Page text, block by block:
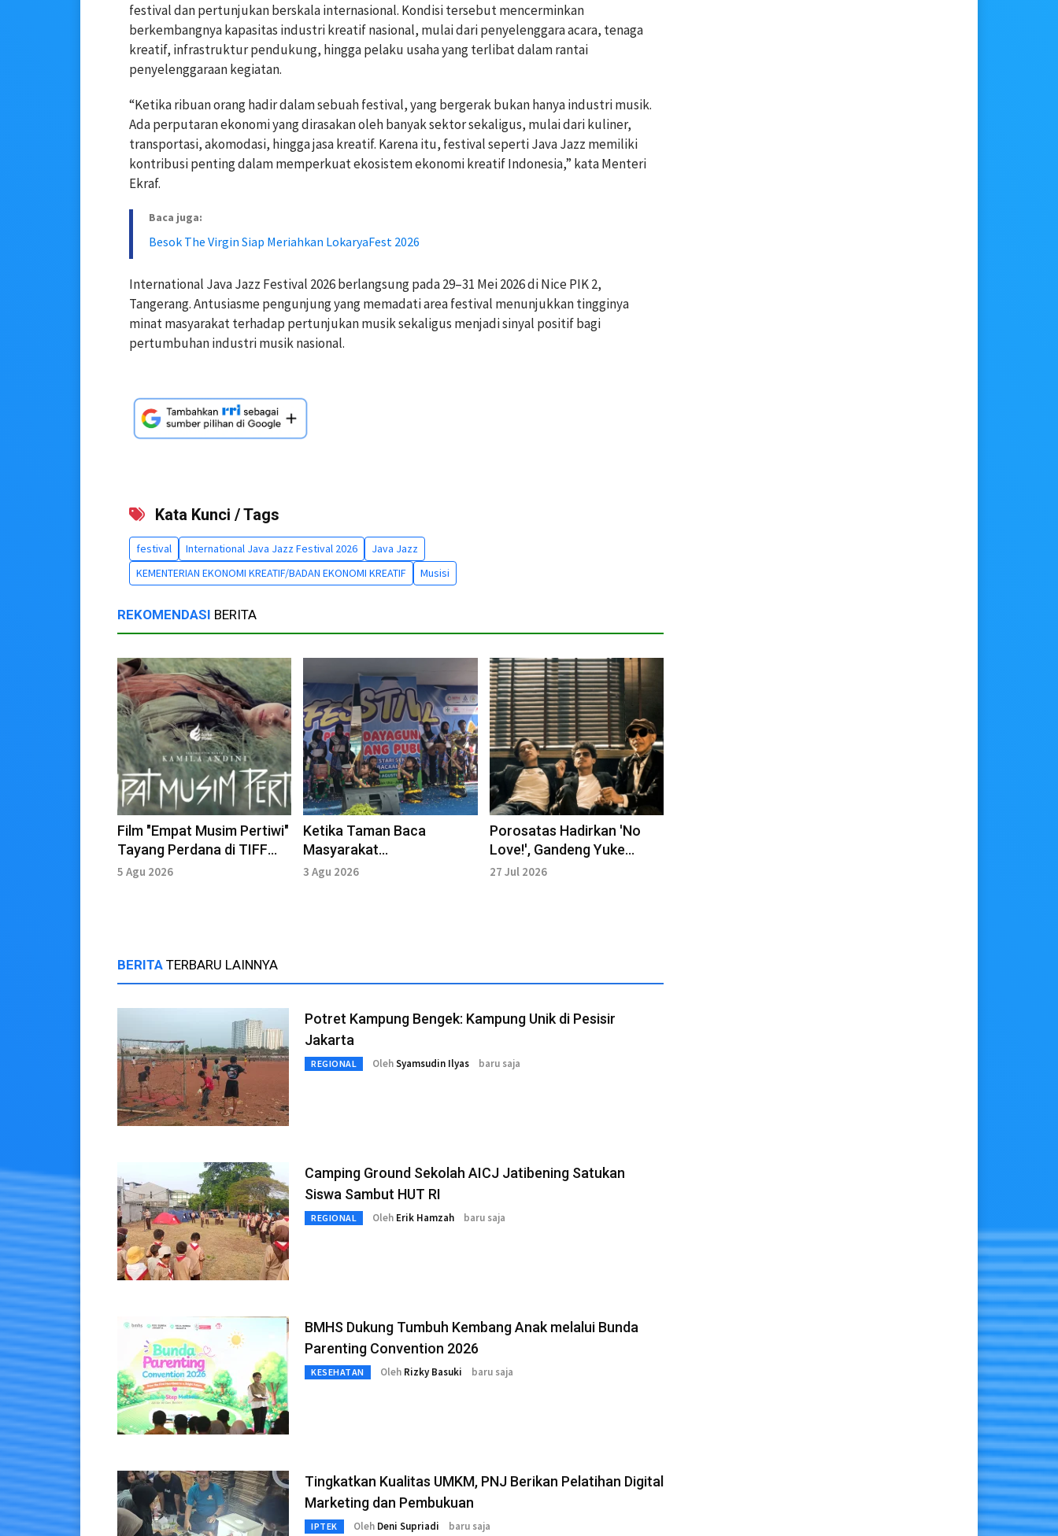
festival dan pertunjukan berskala internasional. Kondisi tersebut mencerminkan
berkembangnya kapasitas industri kreatif nasional, mulai dari penyelenggara acara, tenaga
kreatif, infrastruktur pendukung, hingga pelaku usaha yang terlibat dalam rantai
penyelenggaraan kegiatan.
“Ketika ribuan orang hadir dalam sebuah festival, yang bergerak bukan hanya industri musik.
Ada perputaran ekonomi yang dirasakan oleh banyak sektor sekaligus, mulai dari kuliner,
transportasi, akomodasi, hingga jasa kreatif. Karena itu, festival seperti Java Jazz memiliki
kontribusi penting dalam memperkuat ekosistem ekonomi kreatif Indonesia,” kata Menteri
Ekraf.
Baca juga:
Besok The Virgin Siap Meriahkan LokaryaFest 2026
International Java Jazz Festival 2026 berlangsung pada 29–31 Mei 2026 di Nice PIK 2,
Tangerang. Antusiasme pengunjung yang memadati area festival menunjukkan tingginya
minat masyarakat terhadap pertunjukan musik sekaligus menjadi sinyal positif bagi
pertumbuhan industri musik nasional.
Kata Kunci / Tags
festival International Java Jazz Festival 2026
Java Jazz
KEMENTERIAN EKONOMI KREATIF/BADAN EKONOMI KREATIF
Musisi
REKOMENDASI BERITA
Film "Empat Musim Pertiwi"
Tayang Perdana di TIFF
2026
5 Agu 2026
Ketika Taman Baca
Masyarakat
Bertransformasi Menjadi
3 Agu 2026
Porosatas Hadirkan 'No
Love!', Gandeng Yuke
Sampurna
27 Jul 2026
BERITA TERBARU LAINNYA
Potret Kampung Bengek: Kampung Unik di Pesisir
Jakarta
REGIONAL OlehSyamsudin Ilyas baru saja
Camping Ground Sekolah AICJ Jatibening Satukan
Siswa Sambut HUT RI
REGIONAL Oleh Erik Hamzah baru saja
BMHS Dukung Tumbuh Kembang Anak melalui Bunda
Parenting Convention 2026
KESEHATAN Oleh Rizky Basuki baru saja
Tingkatkan Kualitas UMKM, PNJ Berikan Pelatihan Digital
Marketing dan Pembukuan
IPTEK Oleh Deni Supriadi baru saja